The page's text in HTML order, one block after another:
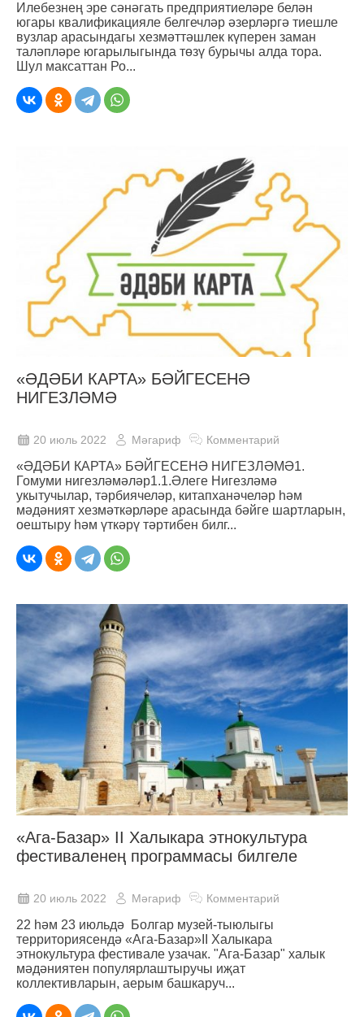
Илебезнең эре сәнәгать предприятиеләре белән
югары квалификацияле белгечләр әзерләргә тиешле
вузлар арасындагы хезмәттәшлек күперен заман
таләпләре югарылыгында төзү бурычы алда тора.
Шул максаттан Ро...
«ӘДӘБИ КАРТА» БӘЙГЕСЕНӘ
НИГЕЗЛӘМӘ
20 июль 2022 Мәгариф Комментарий
«ӘДӘБИ КАРТА» БӘЙГЕСЕНӘ НИГЕЗЛӘМӘ1.
Гомуми нигезләмәләр1.1.Әлеге Нигезләмә
укытучылар, тәрбиячеләр, китапханәчеләр һәм
мәдәният хезмәткәрләре арасында бәйге шартларын,
оештыру һәм үткәрү тәртибен билг...
«Ага-Базар» II Халыкара этнокультура
фестиваленең программасы билгеле
20 июль 2022 Мәгариф Комментарий
22 һәм 23 июльдә Болгар музей-тыюлыгы
территориясендә «Ага-Базар»II Халыкара
этнокультура фестивале узачак. "Ага-Базар" халык
мәдәниятен популярлаштыручы иҗат
коллективларын, аерым башкаруч...